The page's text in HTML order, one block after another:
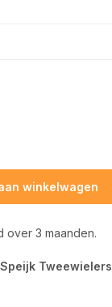
winkelwagen
over 3 maanden.
Tweewielers